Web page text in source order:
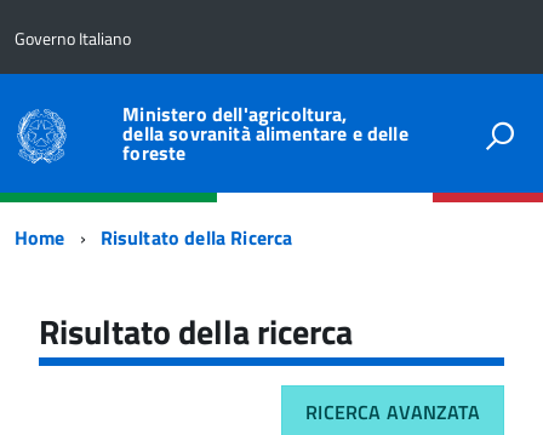
Governo Italiano
Ministero dell'agricoltura,
della sovranità alimentare e delle
foreste
Percorso
navigazione
Home Risultato della Ricerca
Risultato della ricerca
RICERCA AVANZATA